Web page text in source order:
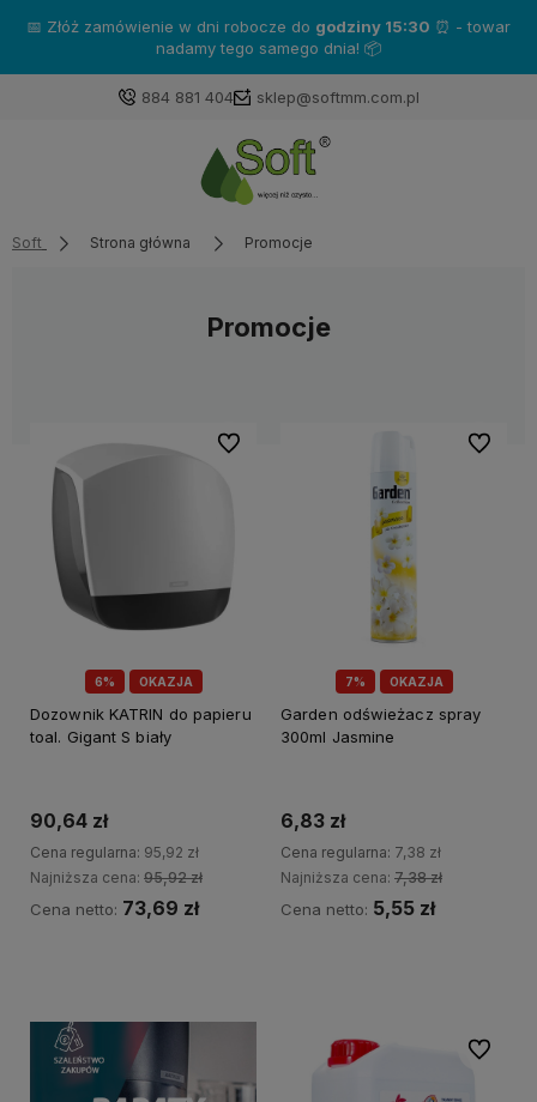
📅 Złóż zamówienie w dni robocze do godziny 15:30 ⏰ - towar
nadamy tego samego dnia! 📦
884 881 404 sklep@softmm.com.pl
Soft Strona główna Promocje
Promocje
6% OKAZJA
Dozownik KATRIN do papieru
toal. Gigant S biały
90,64 zł
Cena regularna: 95,92 zł
Najniższa cena: 95,92 zł
Cena netto: 73,69 zł
Do ulubionych
7% OKAZJA
Garden odświeżacz spray
300ml Jasmine
6,83 zł
Cena regularna: 7,38 zł
Najniższa cena: 7,38 zł
Cena netto: 5,55 zł
Do
Do